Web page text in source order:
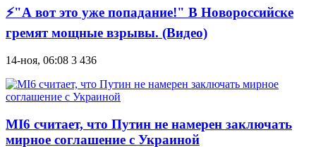
⚡"А вот это уже попадание!" В Новороссийске
гремят мощные взрывы. (Видео)
14-ноя, 06:08 3 436
MI6 считает, что Путин не намерен заключать
мирное соглашение с Украиной